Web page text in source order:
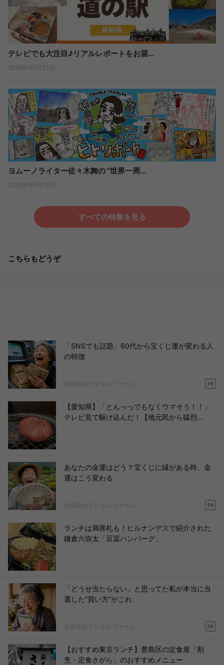
テレビでも大注目♪リアルレポートをお届...
2025年07月31日
ヨムーノライター佐々木舞の “世界一周...
2025年04月18日
すべての特集を見る
こちらもどうぞ
「SNSでも話題」60代から宝くじ運が変わる人
の特徴
合同会社デジタルファーム PR
【愛知県】「とんっっでもなくウマそう！！」
テレビ見て駆け込んだ！【地元民から猛烈...
あなたの金運はどう？宝くじに縁がある時、金
運はこう変わる
合同会社デジタルファーム PR
ランチは満席札も！ヒルナンデスで紹介された
鎌倉六弥太「豆冨ハンバーグ」
「どうせ当たらない」と思ってた私が本当に当
選した“買い方”がこれ
合同会社デジタルファーム PR
【おすすめ東京ランチ】豊島区の定食屋「割
烹・定食さがら」のおすすめメニュー